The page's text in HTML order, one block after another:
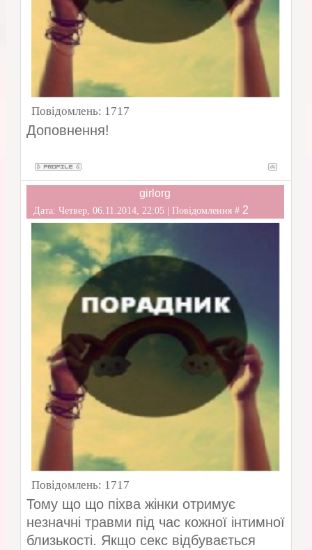
Повідомлень: 1717
Доповнення!
girlorg
Дата: Четвер, 06.11.2014, 22:05 | Повідомлення # 2
Повідомлень: 1717
Тому що що піхва жінки отримує
незначні травми під час кожної інтимної
близькості. Якщо секс відбувається